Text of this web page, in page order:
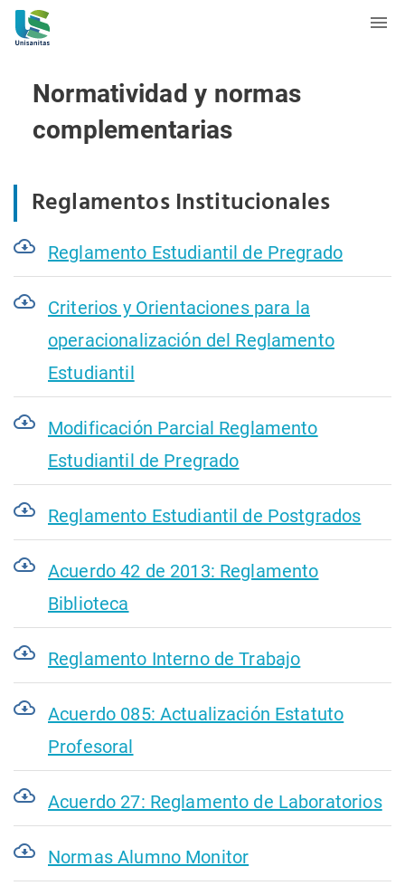
Normatividad y normas
complementarias
Reglamentos Institucionales
Reglamento Estudiantil de Pregrado
Criterios y Orientaciones para la
operacionalización del Reglamento
Estudiantil
Modificación Parcial Reglamento
Estudiantil de Pregrado
Reglamento Estudiantil de Postgrados
Acuerdo 42 de 2013: Reglamento
Biblioteca
Reglamento Interno de Trabajo
Acuerdo 085: Actualización Estatuto
Profesoral
Acuerdo 27: Reglamento de Laboratorios
Normas Alumno Monitor